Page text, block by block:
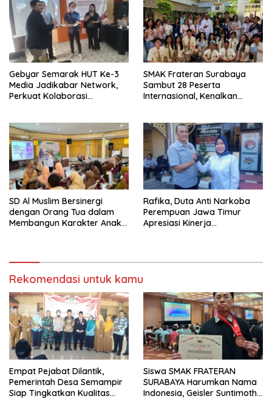
Gebyar Semarak HUT Ke-3
Media Jadikabar Network,
Perkuat Kolaborasi
Pariwisata Kota Malang
SMAK Frateran Surabaya
Sambut 28 Peserta
Internasional, Kenalkan
SD Al Muslim Bersinergi
dengan Orang Tua dalam
Membangun Karakter Anak
Rafika, Duta Anti Narkoba
Perempuan Jawa Timur
Apresiasi Kinerja
Rekomendasi untuk kamu
Empat Pejabat Dilantik,
Pemerintah Desa Semampir
Siap Tingkatkan Kualitas
Siswa SMAK FRATERAN
SURABAYA Harumkan Nama
Indonesia, Geisler Suntimothy